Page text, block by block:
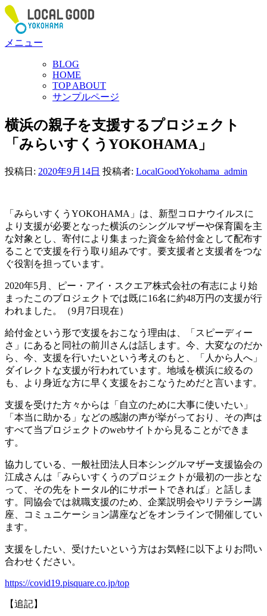
コ
ン
ン
プ
メニュー
BLOG
HOME
TOP ABOUT
サンプルページ
横浜の親子を支援するプロジェクト
「みらいすくうYOKOHAMA」
投稿日: 2020年9月14日 投稿者: LocalGoodYokohama_admin
「みらいすくうYOKOHAMA」は、新型コロナウイルスに
より支援が必要となった横浜のシングルマザーや保育園を主
な対象とし、寄付により集まった資金を給付金として配布す
ることで支援を行う取り組みです。要支援者と支援者をつな
ぐ役割を担っています。
2020年5月、ピー・アイ・スクエア株式会社の有志により始
まったこのプロジェクトでは既に16名に約48万円の支援が行
われました。（9月7日現在）
給付金という形で支援をおこなう理由は、「スピーディー
さ」にあると同社の前川さんは話します。今、大変なのだか
ら、今、支援を行いたいという考えのもと、「人から人へ」
ダイレクトな支援が行われています。地域を横浜に絞るの
も、より身近な方に早く支援をおこなうためだと言います。
支援を受けた方々からは「自立のために大事に使いたい」
「本当に助かる」などの感謝の声が挙がっており、その声は
すべて当プロジェクトのwebサイトから見ることができま
す。
協力している、一般社団法人日本シングルマザー支援協会の
江成さんは「みらいすくうのプロジェクトが最初の一歩とな
って、その先をトータル的にサポートできれば」と話しま
す。同協会では就職支援のため、企業説明会やリテラシー講
座、コミュニケーション講座などをオンラインで開催してい
ます。
支援をしたい、受けたいという方はお気軽に以下よりお問い
合わせください。
https://covid19.pisquare.co.jp/top
【追記】